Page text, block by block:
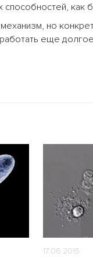
способностей, как
но
еще
17.06.2015